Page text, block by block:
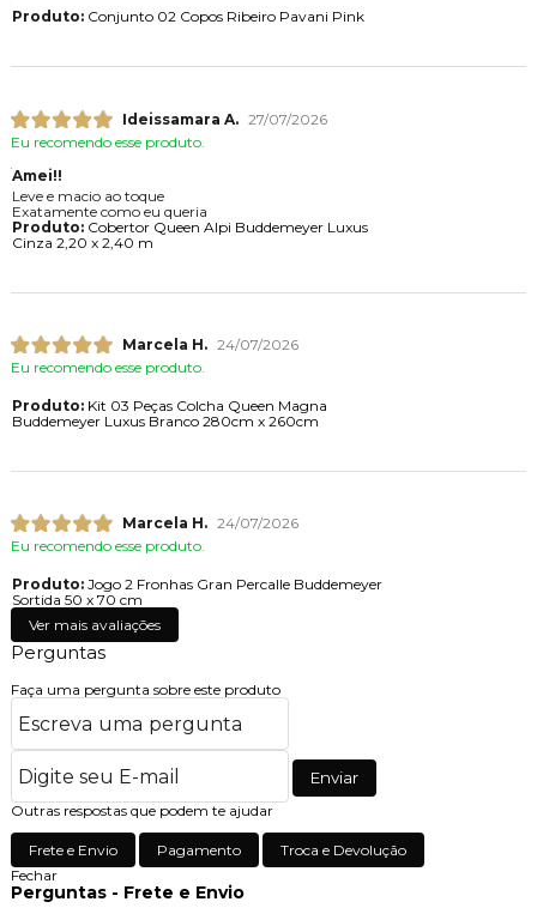
Produto:Conjunto 02 Copos Ribeiro Pavani Pink
Ideissamara A. 27/07/2026
Eu recomendo esse produto.
Amei!!
Leve e macio ao toque
Exatamente como eu queria
Produto:Cobertor Queen Alpi Buddemeyer Luxus
Cinza 2,20 x 2,40 m
Marcela H. 24/07/2026
Eu recomendo esse produto.
Produto:Kit 03 Peças Colcha Queen Magna
Buddemeyer Luxus Branco 280cm x 260cm
Marcela H. 24/07/2026
Eu recomendo esse produto.
Produto:Jogo 2 Fronhas Gran Percalle Buddemeyer
Sortida 50 x 70 cm
Ver mais avaliações
Perguntas
Faça uma pergunta sobre este produto
Enviar
Outras respostas que podem te ajudar
Frete e Envio Pagamento
Troca e Devolução
Fechar
Perguntas - Frete e Envio